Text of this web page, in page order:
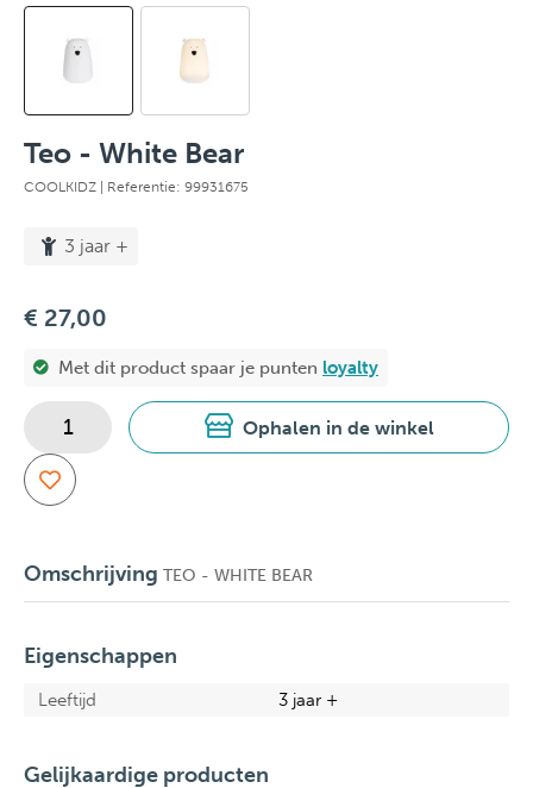
Teo - White Bear
COOLKIDZ | Referentie: 99931675
3 jaar +
€ 27,00
Met dit product spaar je punten loyalty
Ophalen in de winkel
Omschrijving TEO - WHITE BEAR
Eigenschappen
Leeftijd 3 jaar +
Gelijkaardige producten